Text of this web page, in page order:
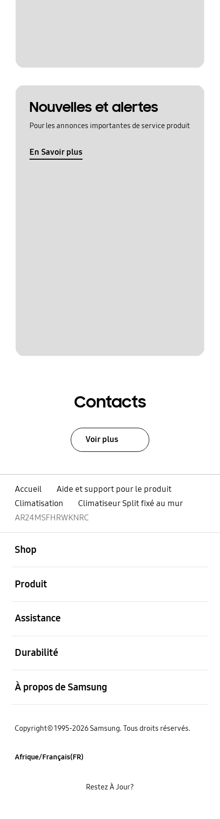
Nouvelles et alertes
Pour les annonces importantes de service produit
En Savoir plus
Contacts
Voir plus
Accueil
Aide et support pour le produit
Climatisation
Climatiseur Split fixé au mur
AR24MSFHRWKNRC
Shop
Produit
Assistance
Durabilité
À propos de Samsung
Copyright© 1995-2026 Samsung. Tous droits réservés.
Afrique/Français(FR)
Restez À Jour?